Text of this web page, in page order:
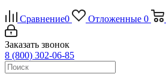
Сравнение0 Отложенные 0
Заказать звонок
8 (800) 302-06-85